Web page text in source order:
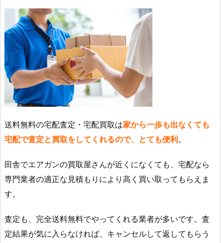
送料無料の宅配査定・宅配買取は家から一歩も出なくても
宅配で査定と買取をしてくれるので、とても便利。
田舎でエアガンの買取屋さんが近くになくても、宅配なら
専門業者の適正な見積もりにより高く買い取ってもらえま
す。
査定も、完全送料無料でやってくれる業者が多いです。査
定結果が気に入らなければ、キャンセルして返してもらう